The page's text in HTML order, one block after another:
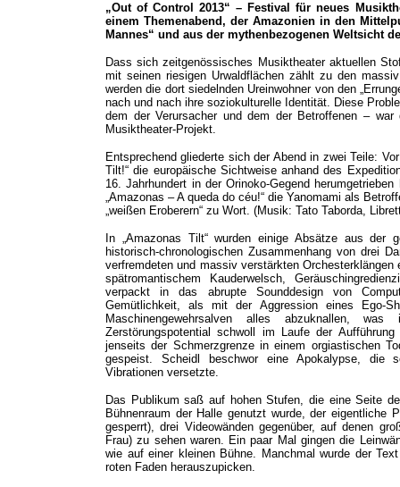
„Out of Control 2013“ – Festival für neues
einem Themenabend, der Amazonien in den
Mannes“ und aus der mythenbezogenen Weltsicht
Dass sich zeitgenössisches Musiktheater aktuellen
mit seinen riesigen Urwaldflächen zählt zu den
werden die dort siedelnden Ureinwohner von den
nach und nach ihre soziokulturelle Identität. Diese
dem der Verursacher und dem der Betroffenen –
Musiktheater-Projekt.
Entsprechend gliederte sich der Abend in zwei Teile:
Tilt!“ die europäische Sichtweise anhand des
16. Jahrhundert in der Orinoko-Gegend
„Amazonas – A queda do céu!“ die Yanomami als
„weißen Eroberern“ zu Wort. (Musik: Tato Taborda,
In „Amazonas Tilt“ wurden einige Absätze aus der
historisch-chronologischen Zusammenhang von drei
verfremdeten und massiv verstärkten
spätromantischem Kauderwelsch,
verpackt in das abrupte Sounddesign von
Gemütlichkeit, als mit der Aggression eines Ego-
Maschinengewehrsalven alles abzuknallen,
Zerstörungspotential schwoll im Laufe der
jenseits der Schmerzgrenze in einem orgiastischen
gespeist. Scheidl beschwor eine Apokalypse, die
Vibrationen versetzte.
Das Publikum saß auf hohen Stufen, die eine Seite
Bühnenraum der Halle genutzt wurde, der eigentliche
gesperrt), drei Videowänden gegenüber, auf denen
Frau) zu sehen waren. Ein paar Mal gingen die
wie auf einer kleinen Bühne. Manchmal wurde der
roten Faden herauszupicken.